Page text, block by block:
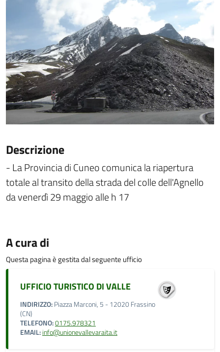
Descrizione
- La Provincia di Cuneo comunica la riapertura
totale al transito della strada del colle dell'Agnello
da venerdì 29 maggio alle h 17
A cura di
Questa pagina è gestita dal seguente ufficio
UFFICIO TURISTICO DI VALLE
INDIRIZZO:Piazza Marconi, 5 - 12020 Frassino
(CN)
TELEFONO:0175.978321
EMAIL:info@unionevallevaraita.it